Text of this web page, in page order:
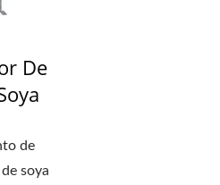
De
de
soya